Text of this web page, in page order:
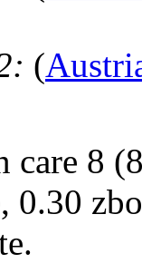
(
care 8
0.30